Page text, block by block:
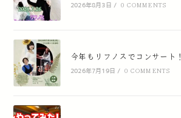
2026年8月3日 / 0 COMMENTS
今年もリフノスでコンサート！
2026年7月19日 / 0 COMMENTS